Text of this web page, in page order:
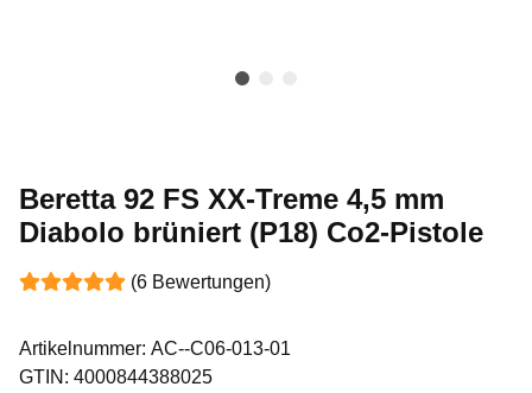
Beretta 92 FS XX-Treme 4,5 mm
Diabolo brüniert (P18) Co2-Pistole
(6 Bewertungen)
Artikelnummer: AC--C06-013-01
GTIN: 4000844388025